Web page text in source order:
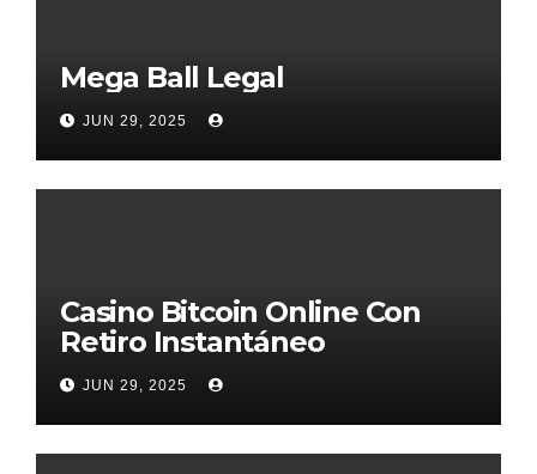
Mega Ball Legal
JUN 29, 2025
Casino Bitcoin Online Con
Retiro Instantáneo
JUN 29, 2025